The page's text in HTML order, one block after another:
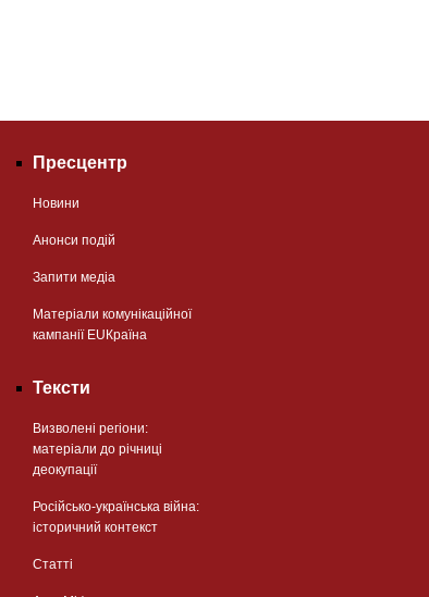
Пресцентр
Новини
Анонси подій
Запити медіа
Матеріали комунікаційної
кампанії EUКраїна
Тексти
Визволені регіони:
матеріали до річниці
деокупації
Російсько-українська війна:
історичний контекст
Статті